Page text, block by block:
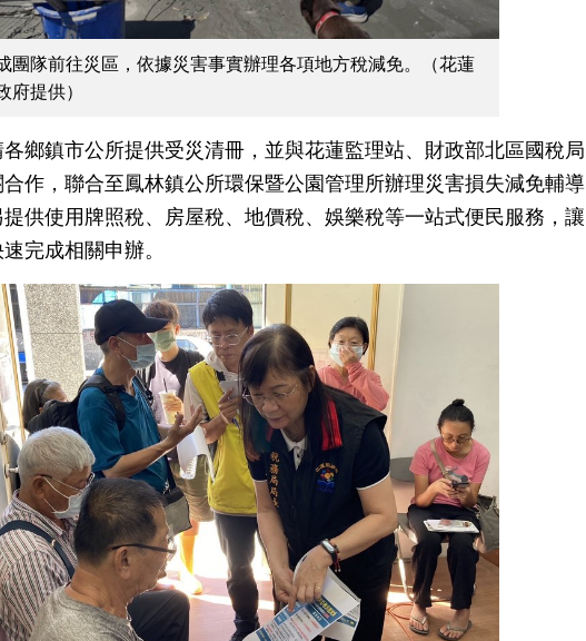
團隊前往災區，依據災害事實辦理各項地方稅減免。（花蓮
府提供）
鄉鎮市公所提供受災清冊，並與花蓮監理站、財政部北區國稅局
作，聯合至鳳林鎮公所環保暨公園管理所辦理災害損失減免輔導
供使用牌照稅、房屋稅、地價稅、娛樂稅等一站式便民服務，讓
完成相關申辦。